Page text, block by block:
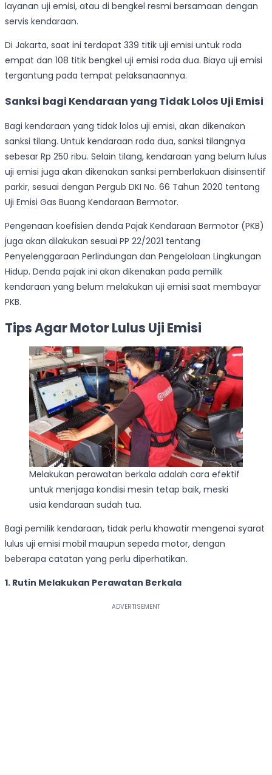
layanan uji emisi, atau di bengkel resmi bersamaan dengan
servis kendaraan.
Di Jakarta, saat ini terdapat 339 titik uji emisi untuk roda
empat dan 108 titik bengkel uji emisi roda dua. Biaya uji emisi
tergantung pada tempat pelaksanaannya.
Sanksi bagi Kendaraan yang Tidak Lolos Uji Emisi
Bagi kendaraan yang tidak lolos uji emisi, akan dikenakan
sanksi tilang. Untuk kendaraan roda dua, sanksi tilangnya
sebesar Rp 250 ribu. Selain tilang, kendaraan yang belum lulus
uji emisi juga akan dikenakan sanksi pemberlakuan disinsentif
parkir, sesuai dengan Pergub DKI No. 66 Tahun 2020 tentang
Uji Emisi Gas Buang Kendaraan Bermotor.
Pengenaan koefisien denda Pajak Kendaraan Bermotor (PKB)
juga akan dilakukan sesuai PP 22/2021 tentang
Penyelenggaraan Perlindungan dan Pengelolaan Lingkungan
Hidup. Denda pajak ini akan dikenakan pada pemilik
kendaraan yang belum melakukan uji emisi saat membayar
PKB.
Tips Agar Motor Lulus Uji Emisi
Melakukan perawatan berkala adalah cara efektif
untuk menjaga kondisi mesin tetap baik, meski
usia kendaraan sudah tua.
Bagi pemilik kendaraan, tidak perlu khawatir mengenai syarat
lulus uji emisi mobil maupun sepeda motor, dengan
beberapa catatan yang perlu diperhatikan.
1. Rutin Melakukan Perawatan Berkala